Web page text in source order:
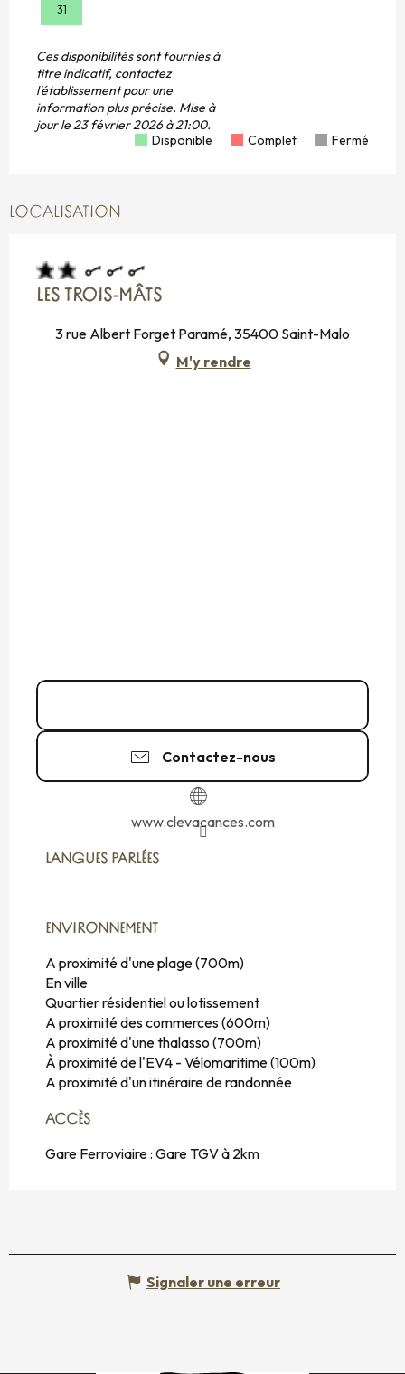
31
Ces disponibilités sont fournies à
titre indicatif, contactez
l'établissement pour une
information plus précise. Mise à
jour le23 février 2026 à 21:00.
Disponible
Complet Fermé
LOCALISATION
LES TROIS-MÂTS
3 rue Albert Forget Paramé, 35400 Saint-Malo
M'y rendre
Contactez-nous
www.clevacances.com
LANGUES PARLÉES
LANGUES PARLÉES
ENVIRONNEMENT
ENVIRONNEMENT
A proximité d'une plage(700m)
En ville
Quartier résidentiel ou lotissement
A proximité des commerces(600m)
A proximité d'une thalasso (700m)
À proximité de l'EV4 - Vélomaritime(100m)
A proximité d'un itinéraire de randonnée
ACCÈS
ACCÈS
Gare Ferroviaire : Gare TGV à 2km
Signaler une erreur